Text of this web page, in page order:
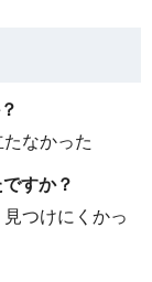
なかった
すか？
見つけにくかっ